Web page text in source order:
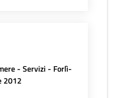
- Servizi - Forlì-
2012